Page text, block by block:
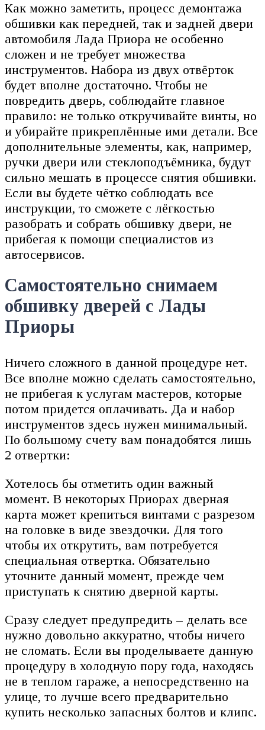
Как можно заметить, процесс демонтажа
обшивки как передней, так и задней двери
автомобиля Лада Приора не особенно
сложен и не требует множества
инструментов. Набора из двух отвёрток
будет вполне достаточно. Чтобы не
повредить дверь, соблюдайте главное
правило: не только откручивайте винты, но
и убирайте прикреплённые ими детали. Все
дополнительные элементы, как, например,
ручки двери или стеклоподъёмника, будут
сильно мешать в процессе снятия обшивки.
Если вы будете чётко соблюдать все
инструкции, то сможете с лёгкостью
разобрать и собрать обшивку двери, не
прибегая к помощи специалистов из
автосервисов.
Самостоятельно снимаем
обшивку дверей с Лады
Приоры
Ничего сложного в данной процедуре нет.
Все вполне можно сделать самостоятельно,
не прибегая к услугам мастеров, которые
потом придется оплачивать. Да и набор
инструментов здесь нужен минимальный.
По большому счету вам понадобятся лишь
2 отвертки:
Хотелось бы отметить один важный
момент. В некоторых Приорах дверная
карта может крепиться винтами с разрезом
на головке в виде звездочки. Для того
чтобы их открутить, вам потребуется
специальная отвертка. Обязательно
уточните данный момент, прежде чем
приступать к снятию дверной карты.
Сразу следует предупредить – делать все
нужно довольно аккуратно, чтобы ничего
не сломать. Если вы проделываете данную
процедуру в холодную пору года, находясь
не в теплом гараже, а непосредственно на
улице, то лучше всего предварительно
купить несколько запасных болтов и клипс.